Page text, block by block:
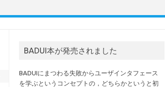
BADUI本が発売されました
BADUIにまつわる失敗からユーザインタフェース
を学ぶというコンセプトの，どちらかというと初